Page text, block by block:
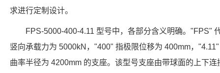
求进行定制设计。
FPS-5000-400-4.11 型号中，各部分含义明确。"FPS"
竖向承载力为 5000kN，"400" 指极限位移为 400mm，
曲率半径为 4200mm 的支座。该型号支座由带球面的上下